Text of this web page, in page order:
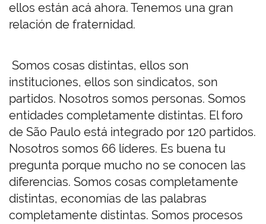
ellos están acá ahora. Tenemos una gran
relación de fraternidad.
Somos cosas distintas, ellos son
instituciones, ellos son sindicatos, son
partidos. Nosotros somos personas. Somos
entidades completamente distintas. El foro
de São Paulo está integrado por 120 partidos.
Nosotros somos 66 líderes. Es buena tu
pregunta porque mucho no se conocen las
diferencias. Somos cosas completamente
distintas, economías de las palabras
completamente distintas. Somos procesos